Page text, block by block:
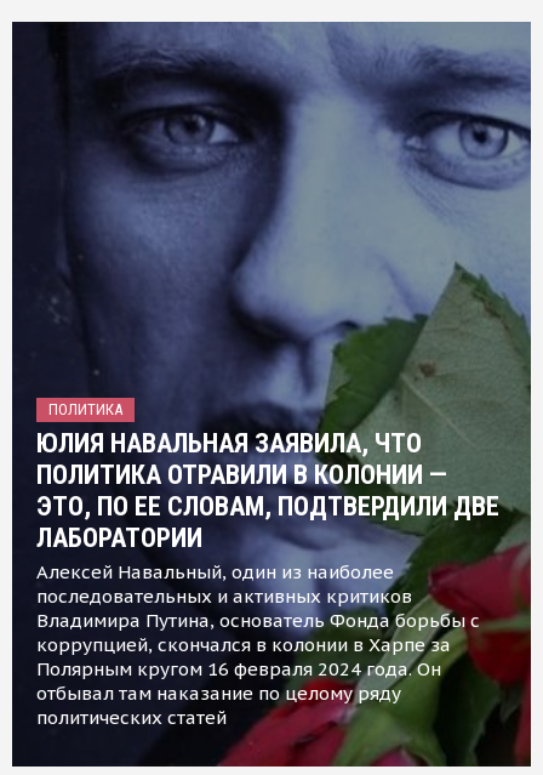
ПОЛИТИКА
ЮЛИЯ НАВАЛЬНАЯ ЗАЯВИЛА, ЧТО
ПОЛИТИКА ОТРАВИЛИ В КОЛОНИИ —
ЭТО, ПО ЕЕ СЛОВАМ, ПОДТВЕРДИЛИ ДВЕ
ЛАБОРАТОРИИ
Алексей Навальный, один из наиболее
последовательных и активных критиков
Владимира Путина, основатель Фонда борьбы с
коррупцией, скончался в колонии в Харпе за
Полярным кругом 16 февраля 2024 года. Он
отбывал там наказание по целому ряду
политических статей